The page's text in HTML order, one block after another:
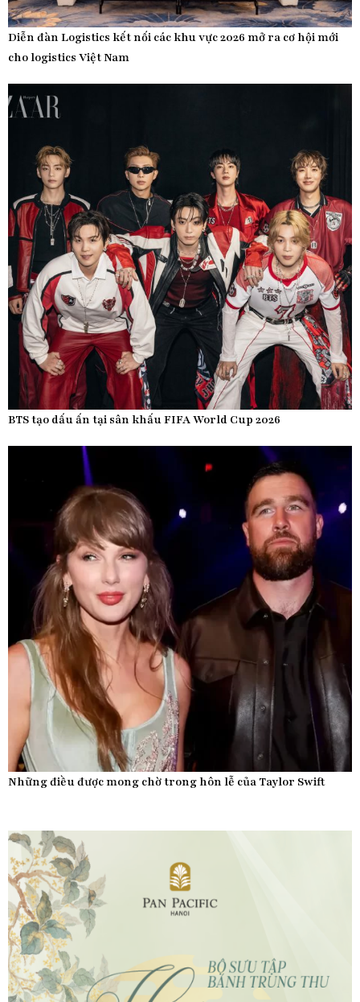
Diễn đàn Logistics kết nối các khu vực 2026 mở ra cơ hội mới
cho logistics Việt Nam
BTS tạo dấu ấn tại sân khấu FIFA World Cup 2026
Những điều được mong chờ trong hôn lễ của Taylor Swift